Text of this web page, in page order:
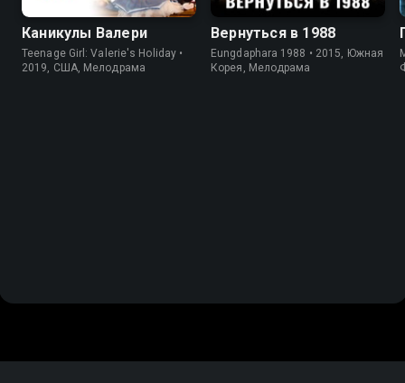
Каникулы Валери
Teenage Girl: Valerie's Holiday •
2019, США, Мелодрама
Вернуться в 1988
Eungdaphara 1988 • 2015, Южная
Корея, Мелодрама